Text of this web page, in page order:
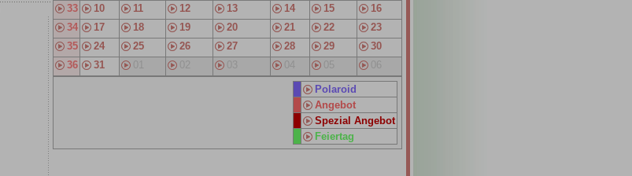
33 10 11 12 13 14 15
16
34
17 18 19 20 21 22
23
35
24 25 26 27 28 29
30
36
31 01 02 03 05 06
Polaroid
Angebot
Spezial Angebot
Feiertag